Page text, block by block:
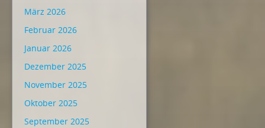
März 2026
Februar 2026
Januar 2026
Dezember 2025
November 2025
Oktober 2025
September 2025